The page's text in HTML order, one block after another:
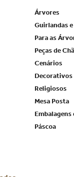
Árvores
Guirlandas
Para as
Peças de
Cenários
Decorativos
Religiosos
Mesa Posta
Páscoa